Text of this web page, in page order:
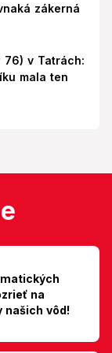
zákerná
76) v Tatrách:
mala ten
na
našich vôd!